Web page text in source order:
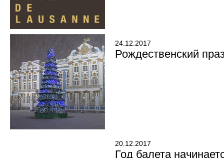
24.12.2017
Рождественский
20.12.2017
Год балета